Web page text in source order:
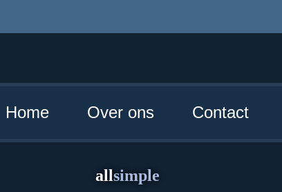
Home Over ons Contact
allsimple